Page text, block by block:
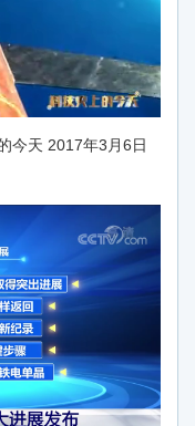
今天 2017年3月6日